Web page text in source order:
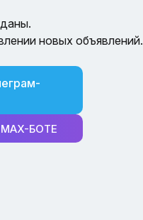
новых объявлений.
БОТЕ